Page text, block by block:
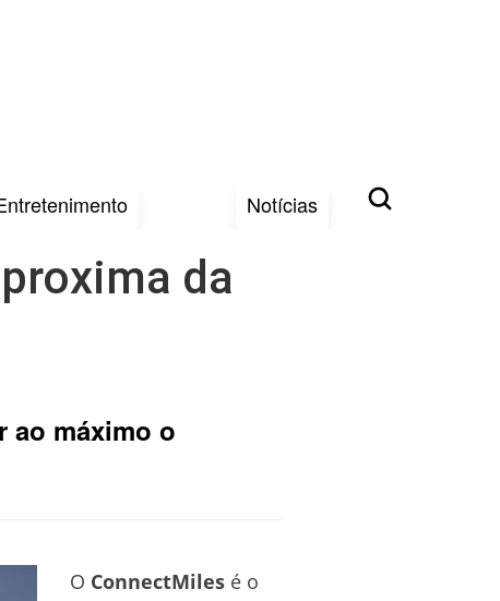
Notícias
da
ao máximo o
O ConnectMilesé o